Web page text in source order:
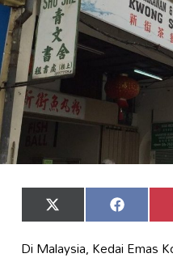
Share
on
X
(Twitter)
Share
on
Di Malaysia, Kedai Emas